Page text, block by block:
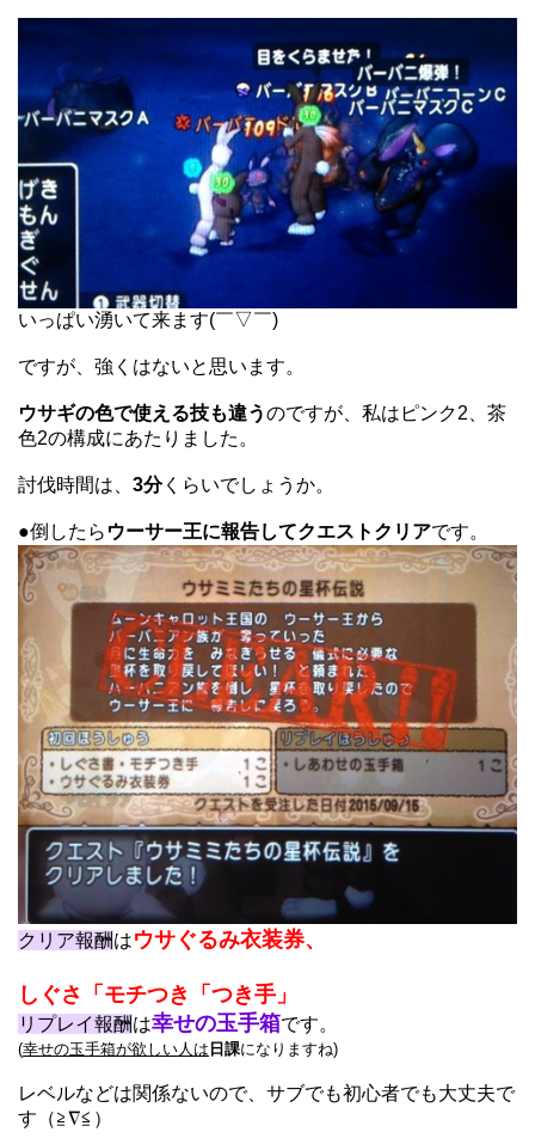
いっぱい湧いて来ます(￣▽￣)
ですが、強くはないと思います。
ウサギの色で使える技も違うのですが、私はピンク2、茶
色2の構成にあたりました。
討伐時間は、 3分くらいでしょうか。
●倒したら ウーサー王に報告してクエストクリアです。
クリア報酬はウサぐるみ衣装券、
しぐさ「モチつき「つき手」
リプレイ報酬は幸せの玉手箱です。
(幸せの玉手箱が欲しい人は 日課になりますね)
レベルなどは関係ないので、サブでも初心者でも大丈夫で
す（≧∇≦）